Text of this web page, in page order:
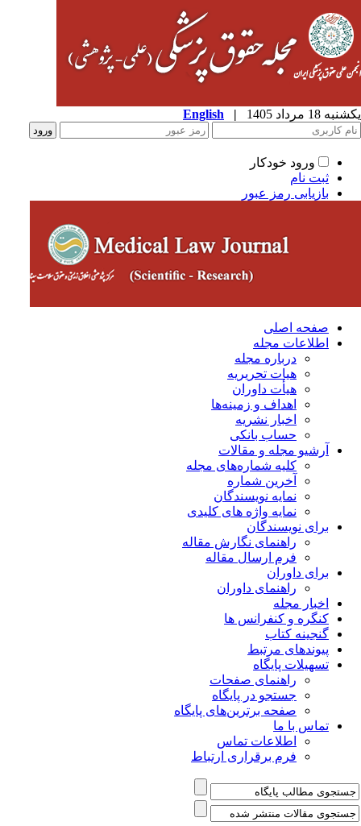
18 مرداد 1405 |
English
ورود خودکار
ثبت نام
بازیابی رمز عبور
صفحه اصلی
اطلاعات مجله
درباره مجله
هیات تحریریه
هیأت داوران
اهداف و زمینه‌ها
اخبار نشریه
حساب بانکی
آرشیو مجله و مقالات
کلیه شماره‌های مجله
آخرین شماره
نمایه نویسندگان
نمایه واژه های کلیدی
برای نویسندگان
راهنمای نگارش مقاله
فرم ارسال مقاله
برای داوران
راهنمای داوران
اخبار مجله
کنگره و کنفرانس ها
گنجینه کتاب
پیوندهای مرتبط
تسهیلات پایگاه
راهنمای صفحات
جستجو در پایگاه
صفحه برترین‌های پایگاه
تماس با ما
اطلاعات تماس
فرم برقراری ارتباط